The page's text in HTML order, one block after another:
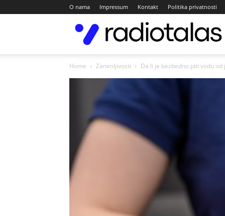
O nama Impressum Kontakt Politika privatnosti
Home Zanimljivosti Da li je bezbedno piti vodu od